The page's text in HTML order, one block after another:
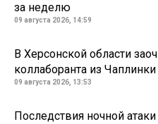
за неделю
09 августа 2026, 14:59
В Херсонской области
коллаборанта из
09 августа 2026, 13:53
Последствия ночной